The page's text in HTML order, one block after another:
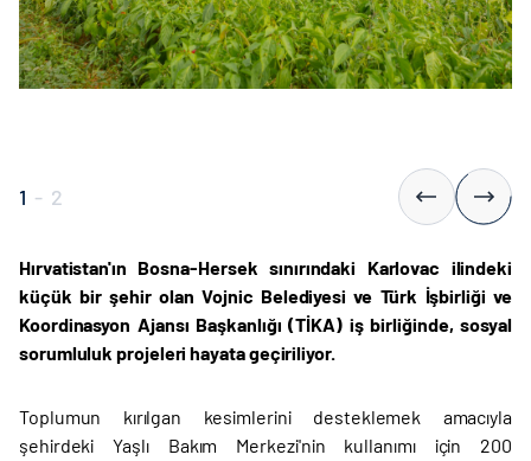
1 - 2
Hırvatistan'ın Bosna-Hersek sınırındaki Karlovac ilindeki
küçük bir şehir olan Vojnic Belediyesi ve Türk İşbirliği ve
Koordinasyon Ajansı Başkanlığı (TİKA) iş birliğinde, sosyal
sorumluluk projeleri hayata geçiriliyor.
Toplumun kırılgan kesimlerini desteklemek amacıyla
şehirdeki Yaşlı Bakım Merkezi'nin kullanımı için 200